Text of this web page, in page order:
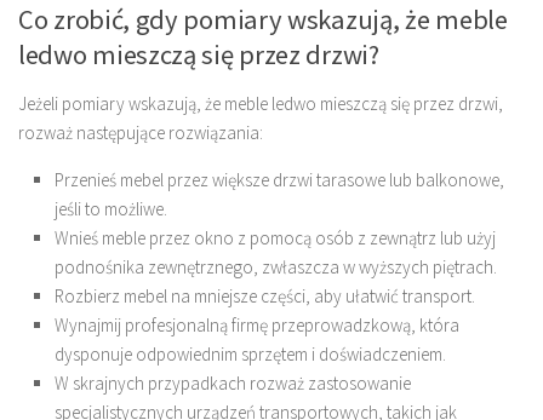
Co zrobić, gdy pomiary wskazują, że meble
ledwo mieszczą się przez drzwi?
Jeżeli pomiary wskazują, że meble ledwo mieszczą się przez drzwi,
rozważ następujące rozwiązania:
Przenieś mebel przez większe drzwi tarasowe lub balkonowe,
jeśli to możliwe.
Wnieś meble przez okno z pomocą osób z zewnątrz lub użyj
podnośnika zewnętrznego, zwłaszcza w wyższych piętrach.
Rozbierz mebel na mniejsze części, aby ułatwić transport.
Wynajmij profesjonalną firmę przeprowadzkową, która
dysponuje odpowiednim sprzętem i doświadczeniem.
W skrajnych przypadkach rozważ zastosowanie
specjalistycznych urządzeń transportowych, takich jak